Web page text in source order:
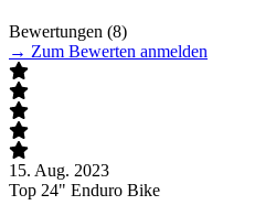
Bewertungen (8)
→ Zum Bewerten anmelden
15. Aug. 2023
Top 24" Enduro Bike